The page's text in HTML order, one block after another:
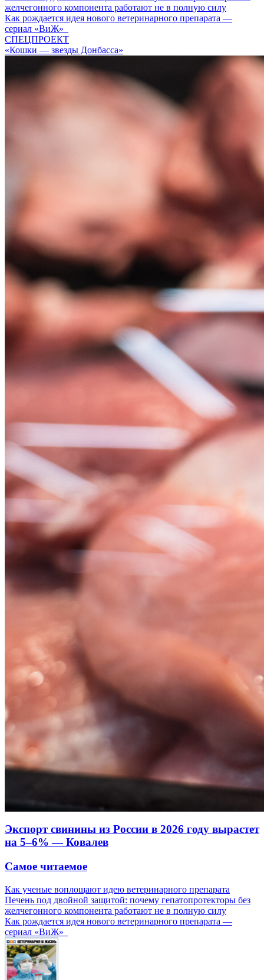
желчегонного компонента работают не в полную силу
Как рождается идея нового ветеринарного препарата —
сериал «ВиЖ»
СПЕЦПРОЕКТ
«Кошки — звезды Донбасса»
Экспорт свинины из России в 2026 году вырастет
на 5–6% — Ковалев
Самое читаемое
Как ученые воплощают идею ветеринарного препарата
Печень под двойной защитой: почему гепатопротекторы без
желчегонного компонента работают не в полную силу
Как рождается идея нового ветеринарного препарата —
сериал «ВиЖ»